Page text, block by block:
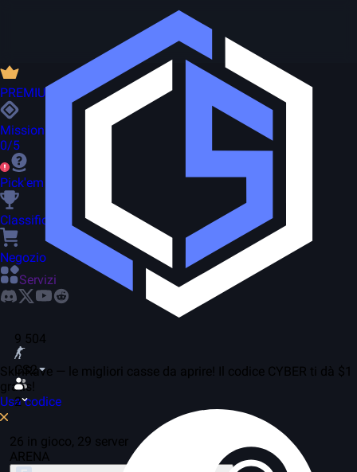
9 504
CS2
2
PREMIUM
Missioni
0/5
Pick'em
Classifica
Negozio
Servizi
SkinRave — le migliori casse da aprire! Il codice CYBER ti dà $1
gratis!
Usa codice
26 in gioco, 29 server
ARENA